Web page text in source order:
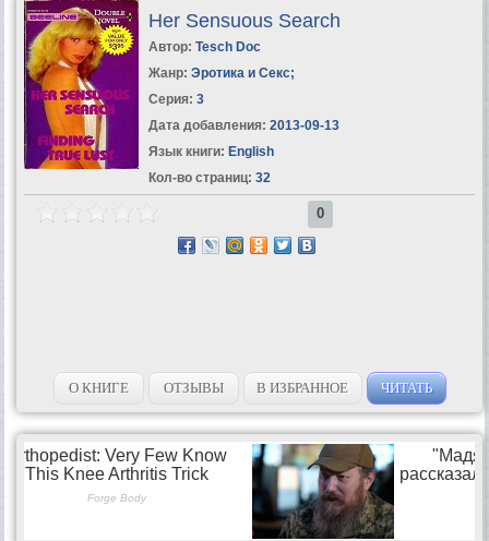
Her Sensuous Search
Автор: Tesch Doc
Жанр: Эротика и Секс;
Серия: 3
Дата добавления: 2013-09-13
Язык книги: English
Кол-во страниц: 32
0
О КНИГЕ ОТЗЫВЫ В ИЗБРАННОЕ ЧИТАТЬ